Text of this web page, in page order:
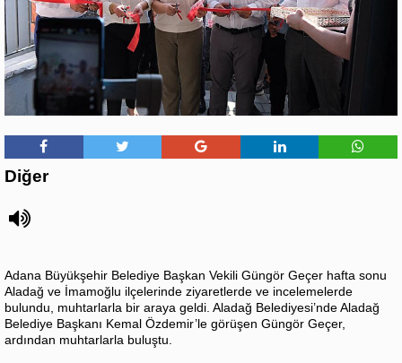
Diğer
Adana Büyükşehir Belediye Başkan Vekili Güngör Geçer hafta sonu
Aladağ ve İmamoğlu ilçelerinde ziyaretlerde ve incelemelerde
bulundu, muhtarlarla bir araya geldi. Aladağ Belediyesi’nde Aladağ
Belediye Başkanı Kemal Özdemir’le görüşen Güngör Geçer,
ardından muhtarlarla buluştu.